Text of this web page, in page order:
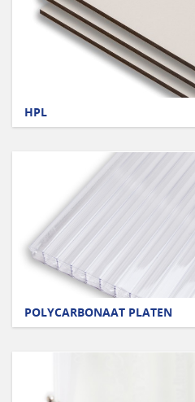
HPL
POLYCARBONAAT PLATEN